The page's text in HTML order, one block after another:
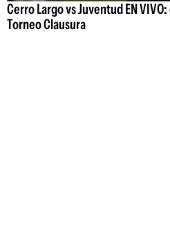
Cerro Largo vs Juventud EN
Torneo Clausura